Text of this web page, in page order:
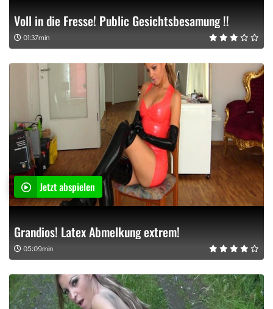
Voll in die Fresse! Public Gesichtsbesamung !!
01:37min
Jetzt abspielen
Grandios! Latex Abmelkung extrem!
05:09min